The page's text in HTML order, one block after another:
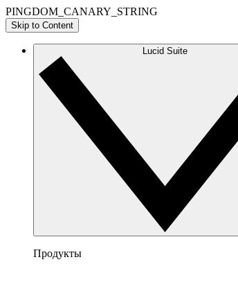
PINGDOM_CANARY_STRING
Skip to Content
Lucid Suite
Продукты